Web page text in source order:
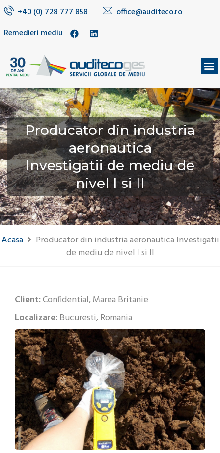
+40 (0) 728 777 858
office@auditeco.ro
Remedieri mediu
Producator din industria
aeronautica
Investigatii de mediu de
nivel I si II
Acasa
Producator din industria aeronautica Investigatii
de mediu de nivel I si II
Client:Confidential, Marea Britanie
Localizare:Bucuresti, Romania